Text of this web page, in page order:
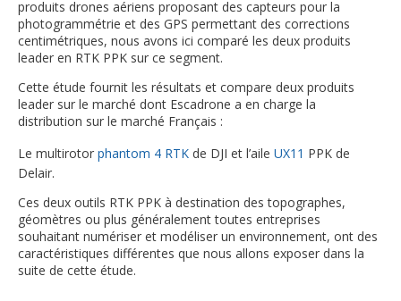
produits drones aériens proposant des capteurs pour la
photogrammétrie et des GPS permettant des corrections
centimétriques, nous avons ici comparé les deux produits
leader en RTK PPK sur ce segment.
Cette étude fournit les résultats et compare deux produits
leader sur le marché dont Escadrone a en charge la
distribution sur le marché Français :
Le multirotor phantom 4 RTK de DJI et l’aile UX11 PPK de
Delair.
Ces deux outils RTK PPK à destination des topographes,
géomètres ou plus généralement toutes entreprises
souhaitant numériser et modéliser un environnement, ont des
caractéristiques différentes que nous allons exposer dans la
suite de cette étude.